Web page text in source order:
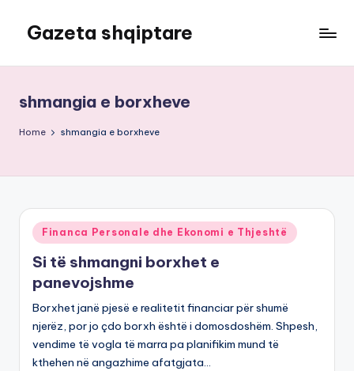
content
Gazeta shqiptare
shmangia e borxheve
Home shmangia e borxheve
Posted
in
Financa Personale dhe Ekonomi e Thjeshtë
Si të shmangni borxhet e
panevojshme
Borxhet janë pjesë e realitetit financiar për shumë
njerëz, por jo çdo borxh është i domosdoshëm. Shpesh,
vendime të vogla të marra pa planifikim mund të
kthehen në angazhime afatgjata…